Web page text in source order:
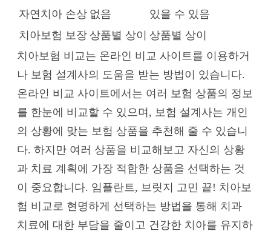
자연치아 손상 없음
있을 수 있음
치아보험 보장 상품별 상이 상품별 상이
치아보험 비교는 온라인 비교 사이트를 이용하거
나 보험 설계사의 도움을 받는 방법이 있습니다.
온라인 비교 사이트에서는 여러 보험 상품의 정보
를 한눈에 비교할 수 있으며, 보험 설계사는 개인
의 상황에 맞는 보험 상품을 추천해 줄 수 있습니
다. 하지만 여러 상품을 비교해보고 자신의 상황
과 치료 계획에 가장 적합한 상품을 선택하는 것
이 중요합니다. 임플란트, 브릿지 고민 끝! 치아보
험 비교로 현명하게 선택하는 방법을 통해 치과
치료에 대한 부담을 줄이고 건강한 치아를 유지하